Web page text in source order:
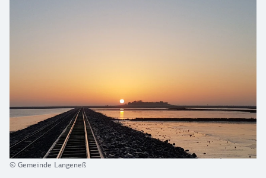
© Gemeinde Langeneß